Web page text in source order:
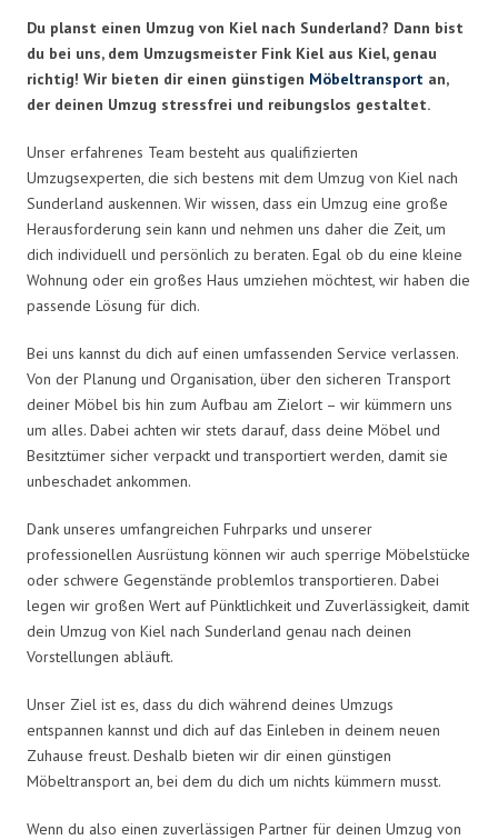
Du planst einen Umzug von Kiel nach Sunderland? Dann bist
du bei uns, dem Umzugsmeister Fink Kiel aus Kiel, genau
richtig! Wir bieten dir einen günstigen Möbeltransport an,
der deinen Umzug stressfrei und reibungslos gestaltet.
Unser erfahrenes Team besteht aus qualifizierten
Umzugsexperten, die sich bestens mit dem Umzug von Kiel nach
Sunderland auskennen. Wir wissen, dass ein Umzug eine große
Herausforderung sein kann und nehmen uns daher die Zeit, um
dich individuell und persönlich zu beraten. Egal ob du eine kleine
Wohnung oder ein großes Haus umziehen möchtest, wir haben die
passende Lösung für dich.
Bei uns kannst du dich auf einen umfassenden Service verlassen.
Von der Planung und Organisation, über den sicheren Transport
deiner Möbel bis hin zum Aufbau am Zielort – wir kümmern uns
um alles. Dabei achten wir stets darauf, dass deine Möbel und
Besitztümer sicher verpackt und transportiert werden, damit sie
unbeschadet ankommen.
Dank unseres umfangreichen Fuhrparks und unserer
professionellen Ausrüstung können wir auch sperrige Möbelstücke
oder schwere Gegenstände problemlos transportieren. Dabei
legen wir großen Wert auf Pünktlichkeit und Zuverlässigkeit, damit
dein Umzug von Kiel nach Sunderland genau nach deinen
Vorstellungen abläuft.
Unser Ziel ist es, dass du dich während deines Umzugs
entspannen kannst und dich auf das Einleben in deinem neuen
Zuhause freust. Deshalb bieten wir dir einen günstigen
Möbeltransport an, bei dem du dich um nichts kümmern musst.
Wenn du also einen zuverlässigen Partner für deinen Umzug von